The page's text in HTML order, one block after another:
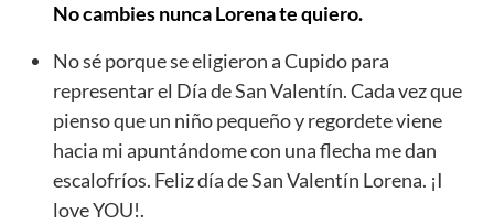
No cambies nunca Lorena te quiero.
No sé porque se eligieron a Cupido para
representar el Día de San Valentín. Cada vez que
pienso que un niño pequeño y regordete viene
hacia mi apuntándome con una flecha me dan
escalofríos. Feliz día de San Valentín Lorena. ¡I
love YOU!.